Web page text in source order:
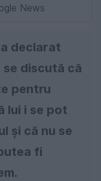
News
a declarat
discută că
pentru
lui i se pot
şi că nu se
fi